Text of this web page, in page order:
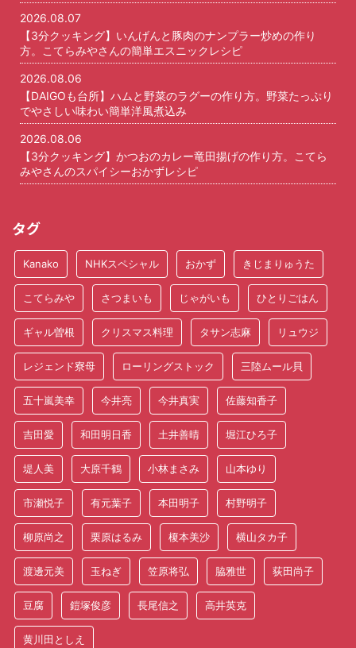
2026.08.07
【3分クッキング】いんげんと豚肉のナンプラー炒めの作り
方。こてらみやさんの簡単エスニックレシピ
2026.08.06
【DAIGOも台所】ハムと野菜のラグーの作り方。野菜たっぷり
でやさしい味わい簡単洋風煮込み
2026.08.06
【3分クッキング】かつおのカレー竜田揚げの作り方。こてら
みやさんのスパイシーおかずレシピ
タグ
Kanako NHKスペシャル おかず きじまりゅうた
こてらみや さつまいも じゃがいも ひとりごはん
ギャル曽根 クリスマス料理 タサン志麻 リュウジ
レジェンド寮母 ローリングストック 三陸ムール貝
五十嵐美幸 今井亮 今井真実 佐藤知香子
吉田愛 和田明日香 土井善晴 堀江ひろ子
堤人美 大原千鶴 小林まさみ 山本ゆり
市瀬悦子 有元葉子 本田明子 村野明子
柳原尚之 栗原はるみ 榎本美沙 横山タカ子
渡邊元美 玉ねぎ 笠原将弘 脇雅世 荻田尚子
豆腐 鎧塚俊彦 長尾信之 高井英克
黄川田としえ